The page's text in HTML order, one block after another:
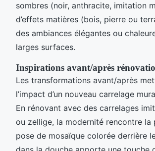
sombres (noir, anthracite, imitation
d’effets matières (bois, pierre ou
des ambiances élégantes ou
larges surfaces.
Inspirations avant/après
Les transformations avant/après
l’impact d’un nouveau carrelage
En rénovant avec des carrelages
ou zellige, la modernité rencontre la
pose de mosaïque colorée derrière